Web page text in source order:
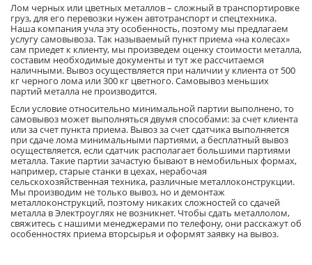
Лом черных или цветных металлов – сложный в транспортировке
груз, для его перевозки нужен автотранспорт и спецтехника.
Наша компания учла эту особенность, поэтому мы предлагаем
услугу самовывоза. Так называемый пункт приема «на колесах»
сам приедет к клиенту, мы произведем оценку стоимости металла,
составим необходимые документы и тут же рассчитаемся
наличными. Вывоз осуществляется при наличии у клиента от 500
кг черного лома или 300 кг цветного. Самовывоз меньших
партий металла не производится.
Если условие относительно минимальной партии выполнено, то
самовывоз может выполняться двумя способами: за счет клиента
или за счет пункта приема. Вывоз за счет сдатчика выполняется
при сдаче лома минимальными партиями, а бесплатный вывоз
осуществляется, если сдатчик располагает большими партиями
металла. Такие партии зачастую бывают в немобильных формах,
например, старые станки в цехах, нерабочая
сельскохозяйственная техника, различные металлоконструкции.
Мы производим не только вывоз, но и демонтаж
металлоконструкций, поэтому никаких сложностей со сдачей
металла в Электроуглях не возникнет. Чтобы сдать металлолом,
свяжитесь с нашими менеджерами по телефону, они расскажут об
особенностях приема вторсырья и оформят заявку на вывоз.